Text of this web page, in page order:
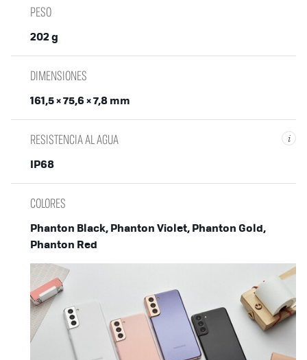
PESO
202 g
DIMENSIONES
161,5 × 75,6 × 7,8 mm
i
RESISTENCIA AL AGUA
IP68
COLORES
Phanton Black, Phanton Violet, Phanton Gold,
Phanton Red